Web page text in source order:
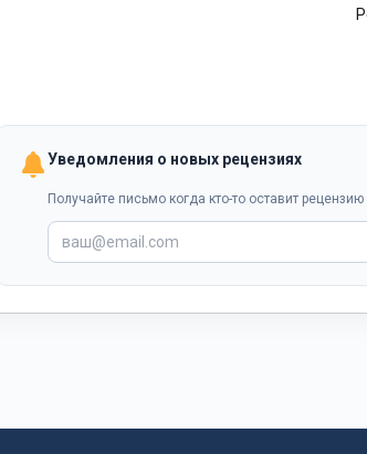
Уведомления о новых рецензиях
Получайте письмо когда кто-то оставит рецензию